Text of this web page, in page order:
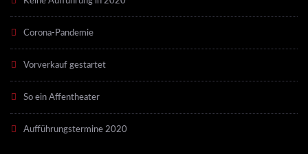
Corona-Pandemie
Vorverkauf gestartet
So ein Affentheater
Aufführungstermine 2020